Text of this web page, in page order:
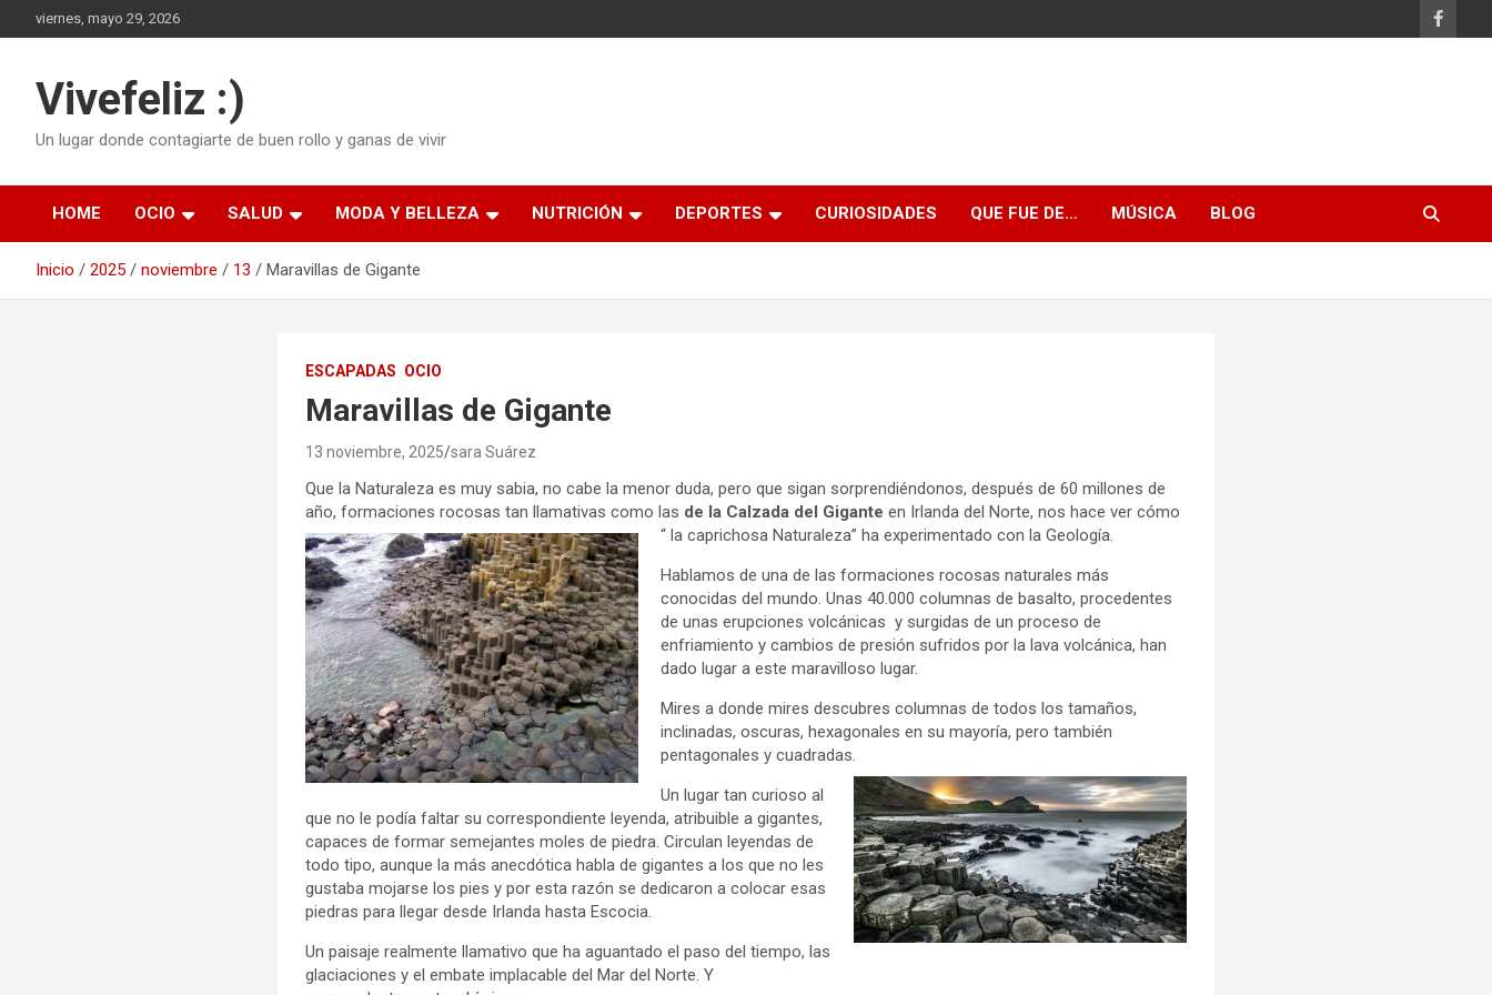
al
viernes, mayo 29, 2026
Vivefeliz :)
Un lugar donde contagiarte de buen rollo y ganas de vivir
HOME OCIO SALUD MODA Y BELLEZA NUTRICIÓN DEPORTES CURIOSIDADES QUE FUE DE… MÚSICA BLOG
Inicio 2025 noviembre 13 Maravillas de Gigante
ESCAPADAS OCIO
Maravillas de Gigante
13 noviembre, 2025 sara Suárez
Que la Naturaleza es muy sabia, no cabe la menor duda, pero que sigan sorprendiéndonos, después de 60 millones de
año, formaciones rocosas tan llamativas como las de la Calzada del Gigante en Irlanda del Norte, nos hace ver cómo
“ la caprichosa Naturaleza” ha experimentado con la Geología.
Hablamos de una de las formaciones rocosas naturales más
conocidas del mundo. Unas 40.000 columnas de basalto, procedentes
de unas erupciones volcánicas y surgidas de un proceso de
enfriamiento y cambios de presión sufridos por la lava volcánica, han
dado lugar a este maravilloso lugar.
Mires a donde mires descubres columnas de todos los tamaños,
inclinadas, oscuras, hexagonales en su mayoría, pero también
pentagonales y cuadradas.
Un lugar tan curioso al
que no le podía faltar su correspondiente leyenda, atribuible a gigantes,
capaces de formar semejantes moles de piedra. Circulan leyendas de
todo tipo, aunque la más anecdótica habla de gigantes a los que no les
gustaba mojarse los pies y por esta razón se dedicaron a colocar esas
piedras para llegar desde Irlanda hasta Escocia.
Un paisaje realmente llamativo que ha aguantado el paso del tiempo, las
glaciaciones y el embate implacable del Mar del Norte. Y